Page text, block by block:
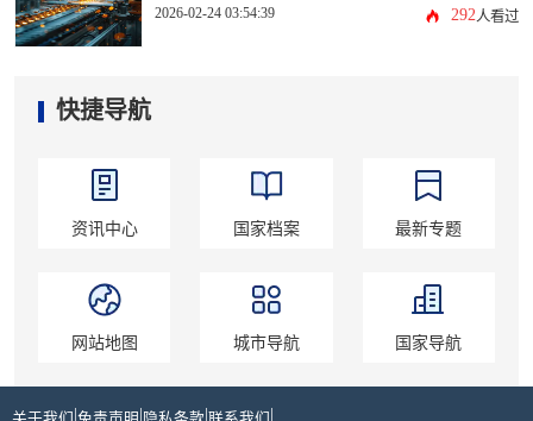
2026-02-24 03:54:39 292人看过
快捷导航
资讯中心 国家档案 最新专题
网站地图 城市导航 国家导航